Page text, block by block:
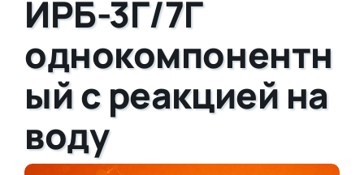
ИРБ-3Г/7Г
однокомпонентн
ый с реакцией на
воду